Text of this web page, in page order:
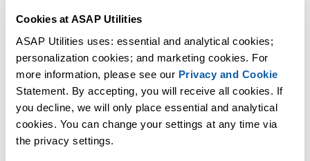
Cookies at ASAP Utilities
ASAP Utilities uses: essential and analytical cookies;
personalization cookies; and marketing cookies. For
more information, please see our Privacy and Cookie
Statement. By accepting, you will receive all cookies. If
you decline, we will only place essential and analytical
cookies. You can change your settings at any time via
the privacy settings.